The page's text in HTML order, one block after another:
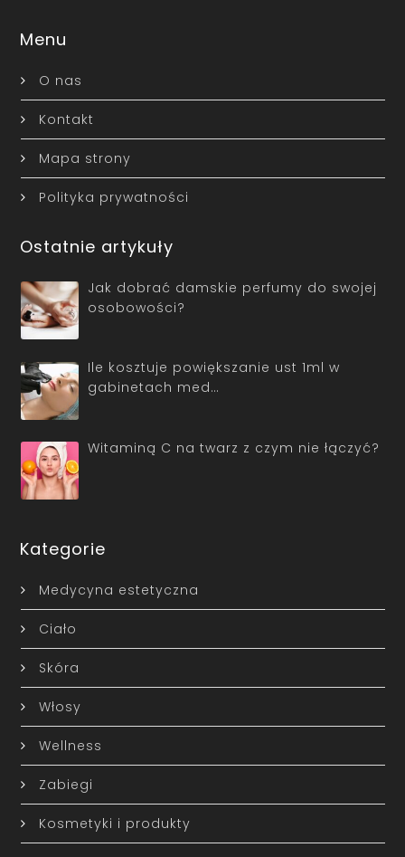
Menu
O nas
Kontakt
Mapa strony
Polityka prywatności
Ostatnie artykuły
Jak dobrać damskie perfumy do swojej
osobowości?
Ile kosztuje powiększanie ust 1ml w
gabinetach med…
Witaminą C na twarz z czym nie łączyć?
Kategorie
Medycyna estetyczna
Ciało
Skóra
Włosy
Wellness
Zabiegi
Kosmetyki i produkty